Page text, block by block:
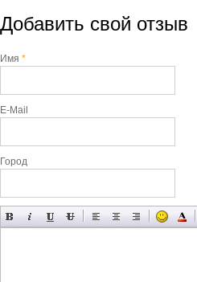
Добавить свой отзыв
Имя *
E-Mail
Город